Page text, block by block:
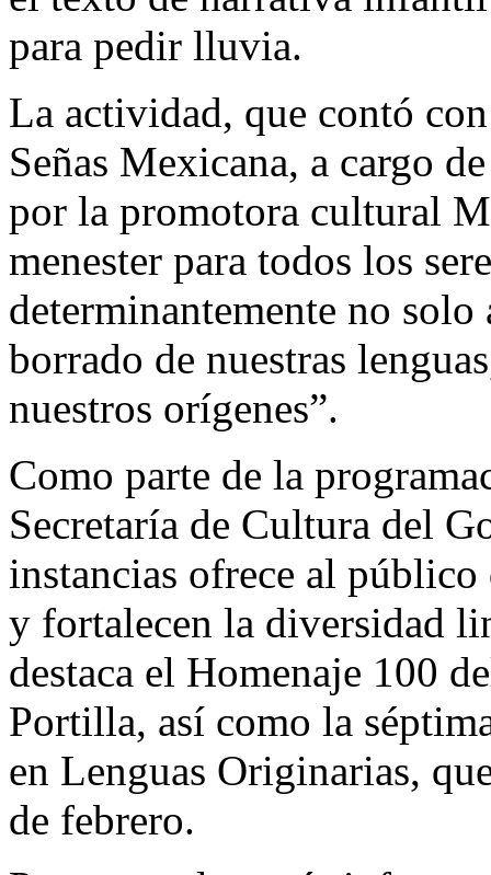
para pedir lluvia.
La actividad, que contó
Señas Mexicana, a cargo
por la promotora cultural
menester para todos los
determinantemente no
borrado de nuestras
nuestros orígenes”.
Como parte de la
Secretaría de Cultura del
instancias ofrece al
y fortalecen la diversidad
destaca el Homenaje 100
Portilla, así como la
en Lenguas Originarias,
de febrero.